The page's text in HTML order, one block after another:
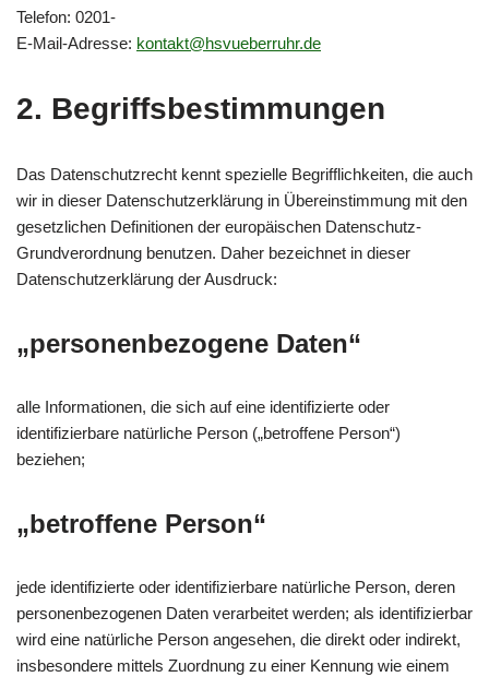
Telefon: 0201-
E-Mail-Adresse: kontakt@hsvueberruhr.de
2. Begriffsbestimmungen
Das Datenschutzrecht kennt spezielle Begrifflichkeiten, die auch
wir in dieser Datenschutzerklärung in Übereinstimmung mit den
gesetzlichen Definitionen der europäischen Datenschutz-
Grundverordnung benutzen. Daher bezeichnet in dieser
Datenschutzerklärung der Ausdruck:
„personenbezogene Daten“
alle Informationen, die sich auf eine identifizierte oder
identifizierbare natürliche Person („betroffene Person“)
beziehen;
„betroffene Person“
jede identifizierte oder identifizierbare natürliche Person, deren
personenbezogenen Daten verarbeitet werden; als identifizierbar
wird eine natürliche Person angesehen, die direkt oder indirekt,
insbesondere mittels Zuordnung zu einer Kennung wie einem